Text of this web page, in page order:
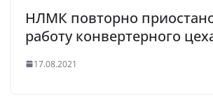
НЛМК повторно
работу конвертерного
17.08.2021